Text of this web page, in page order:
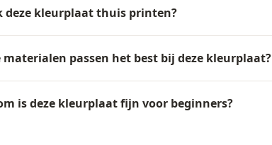
deze kleurplaat thuis printen?
materialen passen het best bij deze kleurplaat?
is deze kleurplaat fijn voor beginners?